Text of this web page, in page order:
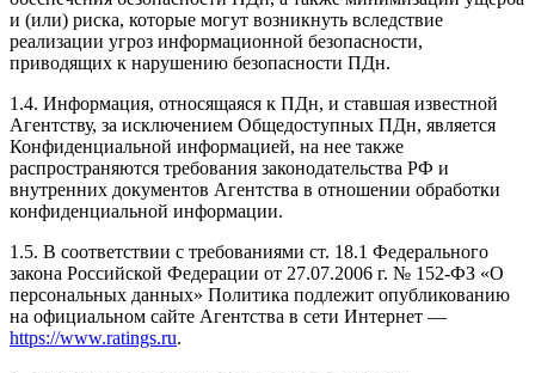
и (или) риска, которые могут возникнуть вследствие
реализации угроз информационной безопасности,
приводящих к нарушению безопасности ПДн.
1.4. Информация, относящаяся к ПДн, и ставшая известной
Агентству, за исключением Общедоступных ПДн, является
Конфиденциальной информацией, на нее также
распространяются требования законодательства РФ и
внутренних документов Агентства в отношении обработки
конфиденциальной информации.
1.5. В соответствии с требованиями ст. 18.1 Федерального
закона Российской Федерации от 27.07.2006 г. № 152-ФЗ «О
персональных данных» Политика подлежит опубликованию
на официальном сайте Агентства в сети Интернет —
https://www.ratings.ru.